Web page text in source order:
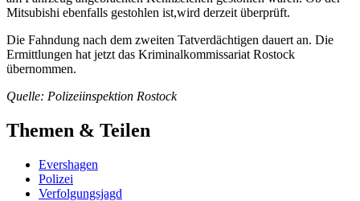
Mitsubishi ebenfalls gestohlen ist,wird derzeit überprüft.
Die Fahndung nach dem zweiten Tatverdächtigen dauert an. Die
Ermittlungen hat jetzt das Kriminalkommissariat Rostock
übernommen.
Quelle: Polizeiinspektion Rostock
Themen & Teilen
Evershagen
Polizei
Verfolgungsjagd